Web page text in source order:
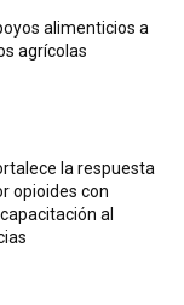
alimenticios a
agrícolas
la respuesta
opioides con
al